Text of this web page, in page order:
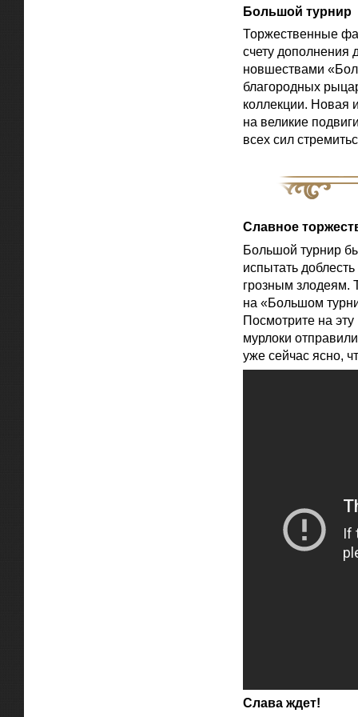
Большой турнир
Торжественные
счету дополнения
новшествами
благородных
коллекции. Новая
на великие
всех сил
Славное
Большой турнир
испытать
грозным злодеям.
на «Большом
Посмотрите на
мурлоки
уже сейчас ясно,
Слава ждет!